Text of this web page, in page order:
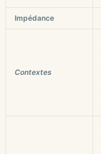
Impédance
Contextes